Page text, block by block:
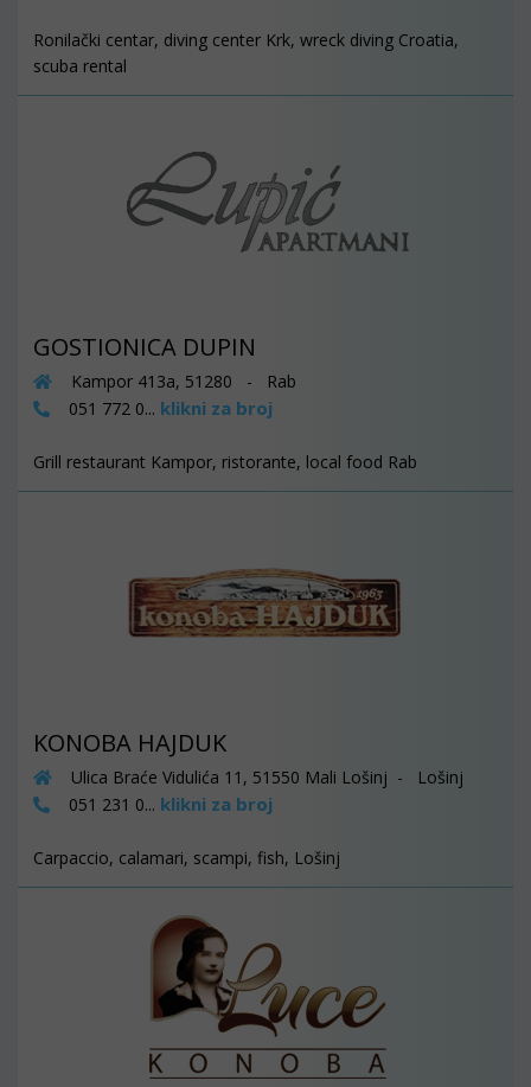
Ronilački centar, diving center Krk, wreck diving Croatia,
scuba rental
GOSTIONICA DUPIN
Kampor 413a, 51280 - Rab
051 772 0... klikni za broj
Grill restaurant Kampor, ristorante, local food Rab
KONOBA HAJDUK
Ulica Braće Vidulića 11, 51550 Mali Lošinj - Lošinj
051 231 0... klikni za broj
Carpaccio, calamari, scampi, fish, Lošinj